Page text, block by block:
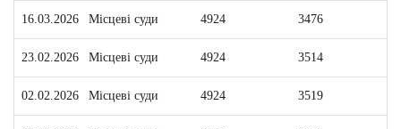
16.03.2026 Місцеві суди 4924 3476
23.02.2026 Місцеві суди 4924 3514
02.02.2026 Місцеві суди 4924 3519